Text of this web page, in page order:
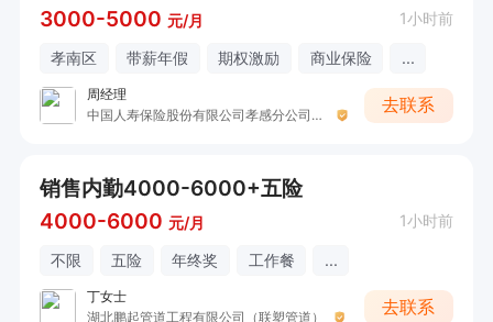
3000-5000 元/月 1小时前
孝南区 带薪年假 期权激励 商业保险 ...
周经理
中国人寿保险股份有限公司孝感分公司营业部开发区营销服务部
去联系
销售内勤4000-6000+五险
4000-6000 元/月 1小时前
不限 五险 年终奖 工作餐 ...
丁女士
湖北鹏起管道工程有限公司（联塑管道）
去联系